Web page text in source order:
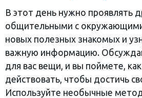
В этот день нужно проявлять
общительными с
новых полезных знакомых и
важную информацию.
для вас вещи, и вы поймете,
действовать, чтобы достичь
Используйте необычные